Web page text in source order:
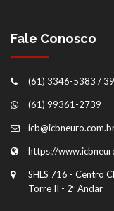
Fale Conosco
(61) 3346-5383 /
(61) 99361-2739
https://
SHLS 716 - Centro
Torre II - 2º Andar